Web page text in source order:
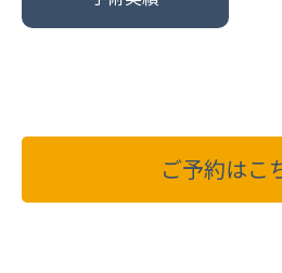
ご予約はこ